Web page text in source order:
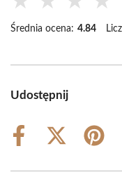
Średnia ocena: 4.84
Udostępnij
Share
Share
(Twitter)
Share